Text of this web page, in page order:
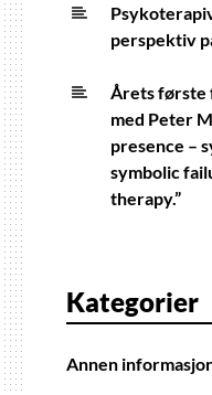
perspektiv
Årets første
med Peter
presence –
symbolic
therapy.”
Kategorier
Annen